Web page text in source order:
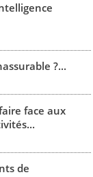
?...
face aux
de